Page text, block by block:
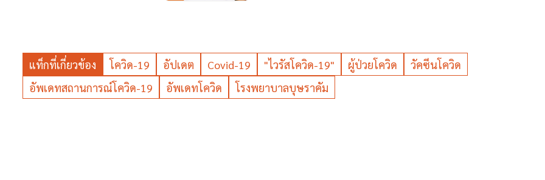
แท็กที่เกี่ยวข้อง โควิด-19 อัปเดต Covid-19 "ไวรัสโควิด-19" ผู้ป่วยโควิด
วัคซีนโควิด
อัพเดทสถานการณ์โควิด-19
อัพเดทโควิด โรงพยาบาลบุษราคัม